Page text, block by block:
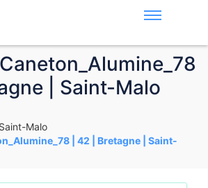
| Saint-Malo
Saint-Malo
| 42 | Bretagne | Saint-